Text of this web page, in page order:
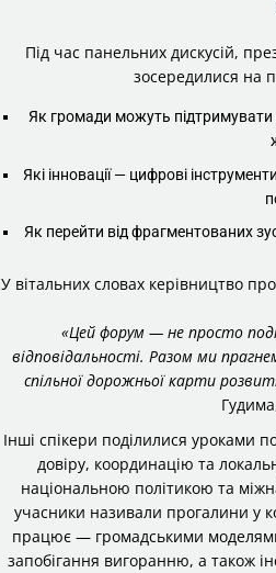
Під час панельних дискусій,
зосередилися на
Як громади можуть підтримувати
Які інновації — цифрові
Як перейти від фрагментованих
У вітальних словах керівництво
«Цей форум — не просто
відповідальності. Разом ми
спільної дорожньої карти
Інші спікери поділилися уроками
довіру, координацію та
національною політикою та
учасники називали прогалини у
працює — громадськими
запобігання вигоранню, а також